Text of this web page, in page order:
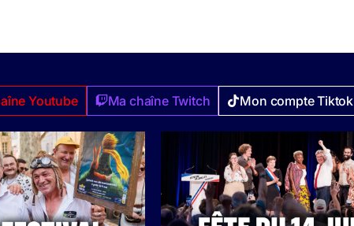
Youtube Ma chaîne Twitch Mon compte Tiktok